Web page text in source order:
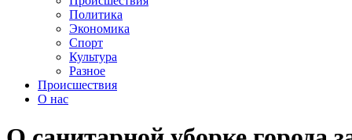
Политика
Экономика
Спорт
Культура
Разное
Происшествия
О нас